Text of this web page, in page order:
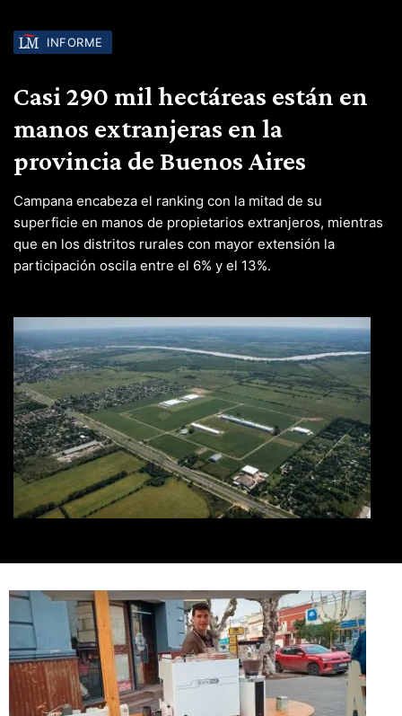
INFORME
Casi 290 mil hectáreas están en
manos extranjeras en la
provincia de Buenos Aires
Campana encabeza el ranking con la mitad de su
superficie en manos de propietarios extranjeros, mientras
que en los distritos rurales con mayor extensión la
participación oscila entre el 6% y el 13%.